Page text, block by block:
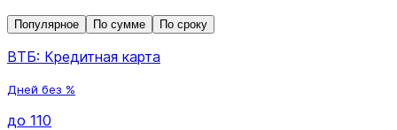
Популярное По сумме По сроку
ВТБ: Кредитная карта
Дней без %
до 110